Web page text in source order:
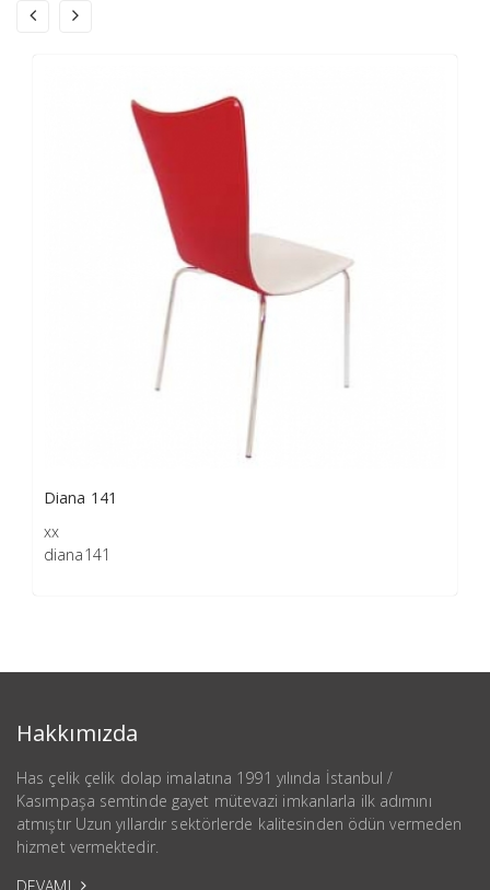
Diana 141
xx
diana141
Hakkımızda
Has çelik çelik dolap imalatına 1991 yılında İstanbul /
Kasımpaşa semtinde gayet mütevazi imkanlarla ilk adımını
atmıştır Uzun yıllardır sektörlerde kalitesinden ödün vermeden
hizmet vermektedir.